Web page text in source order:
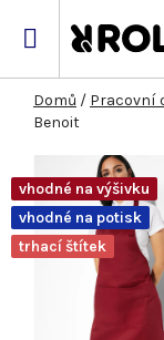
Domů / Pracovní
Benoit
vhodné na výšivku
vhodné na potisk
trhací štítek